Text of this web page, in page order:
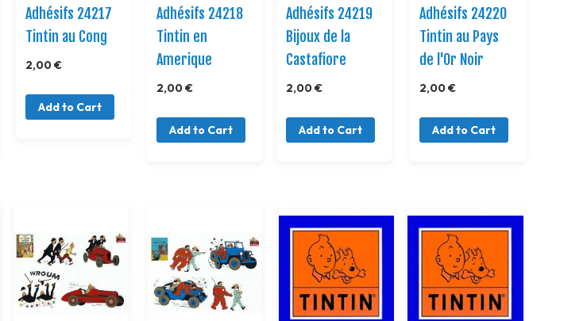
Adhésifs 24217
Tintin au Cong
2,00 €
Add to Cart
Adhésifs 24218
Tintin en
Amerique
2,00 €
Add to Cart
Adhésifs 24219
Bijoux de la
Castafiore
2,00 €
Add to Cart
Adhésifs 24220
Tintin au Pays
de l'Or Noir
2,00 €
Add to Cart